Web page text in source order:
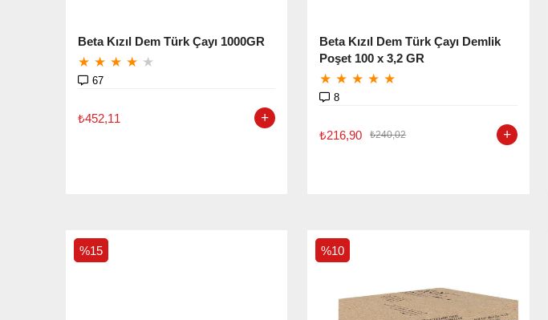
Beta Kızıl Dem Türk Çayı 1000GR
★ ★ ★ ★ ★
67
₺452,11
Beta Kızıl Dem Türk Çayı Demlik
Poşet 100 x 3,2 GR
★ ★ ★ ★ ★
8
₺216,90 ₺240,02
%15 %10